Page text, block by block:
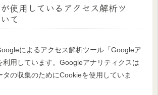
使用しているアクセス解析ツ
て
によるアクセス解析ツール「Googleア
利用しています。Googleアナリティクスは
タの収集のためにCookieを使用していま